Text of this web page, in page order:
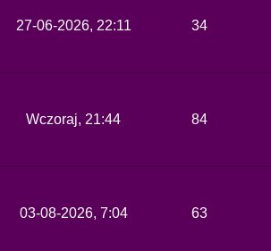
27-06-2026, 22:11 34
Wczoraj, 21:44 84
03-08-2026, 7:04 63